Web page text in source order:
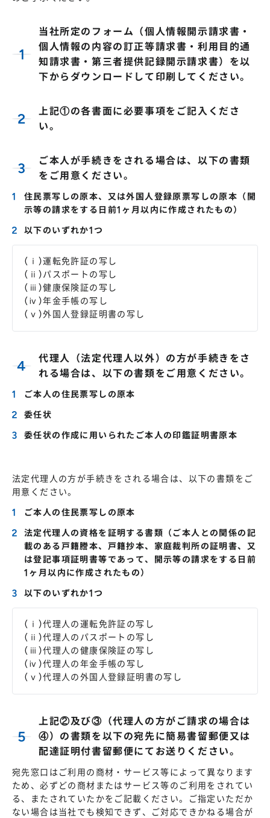
当社所定のフォーム（個人情報開示請求書・
個人情報の内容の訂正等請求書・利用目的通
知請求書・第三者提供記録開示請求書）を以
下からダウンロードして印刷してください。
上記①の各書面に必要事項をご記入くださ
い。
ご本人が手続きをされる場合は、以下の書類
をご用意ください。
住民票写しの原本、又は外国人登録原票写しの原本（開
示等の請求をする日前1ヶ月以内に作成されたもの）
以下のいずれか1つ
(ⅰ)運転免許証の写し
(ⅱ)パスポートの写し
(ⅲ)健康保険証の写し
(ⅳ)年金手帳の写し
(ⅴ)外国人登録証明書の写し
代理人（法定代理人以外）の方が手続きをさ
れる場合は、以下の書類をご用意ください。
ご本人の住民票写しの原本
委任状
委任状の作成に用いられたご本人の印鑑証明書原本
法定代理人の方が手続きをされる場合は、以下の書類をご
用意ください。
ご本人の住民票写しの原本
法定代理人の資格を証明する書類（ご本人との関係の記
載のある戸籍謄本、戸籍抄本、家庭裁判所の証明書、又
は登記事項証明書等であって、開示等の請求をする日前
1ヶ月以内に作成されたもの）
以下のいずれか1つ
(ⅰ)代理人の運転免許証の写し
(ⅱ)代理人のパスポートの写し
(ⅲ)代理人の健康保険証の写し
(ⅳ)代理人の年金手帳の写し
(ⅴ)代理人の外国人登録証明書の写し
上記②及び③（代理人の方がご請求の場合は
④）の書類を以下の宛先に簡易書留郵便又は
配達証明付書留郵便にてお送りください。
宛先窓口はご利用の商材・サービス等によって異なります
ため、必ずどの商材またはサービス等のご利用をされてい
る、またされていたかをご記載ください。ご指定いただか
ない場合は当社でも検知できず、ご対応できかねる場合が